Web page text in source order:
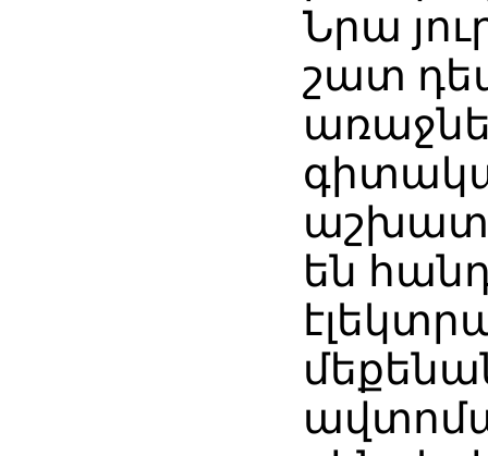
Նրա
շատ
են